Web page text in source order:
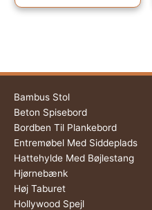
Bambus Stol
Beton Spisebord
Bordben Til Plankebord
Entremøbel Med Siddeplads
Hattehylde Med Bøjlestang
Hjørnebænk
Høj Taburet
Hollywood Spejl